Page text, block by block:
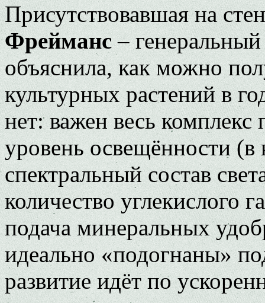
Присутствовавшая на
Фрейманс–
объяснила, как можно
культурных растений в
нет: важен весь комплекс
уровень освещённости
спектральный состав
количество углекислого
подача минеральных
идеально «подогнаны»
развитие идёт по